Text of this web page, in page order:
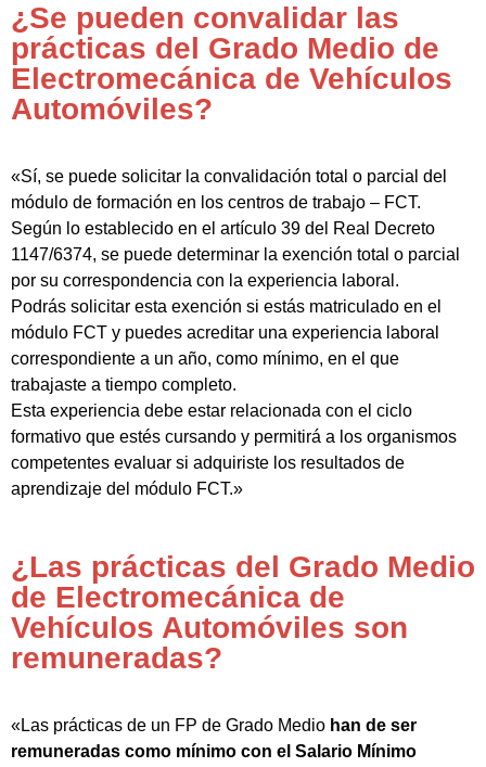
¿Se pueden convalidar las
prácticas del Grado Medio de
Electromecánica de Vehículos
Automóviles?
«Sí, se puede solicitar la convalidación total o parcial del
módulo de formación en los centros de trabajo – FCT.
Según lo establecido en el artículo 39 del Real Decreto
1147/6374, se puede determinar la exención total o parcial
por su correspondencia con la experiencia laboral.
Podrás solicitar esta exención si estás matriculado en el
módulo FCT y puedes acreditar una experiencia laboral
correspondiente a un año, como mínimo, en el que
trabajaste a tiempo completo.
Esta experiencia debe estar relacionada con el ciclo
formativo que estés cursando y permitirá a los organismos
competentes evaluar si adquiriste los resultados de
aprendizaje del módulo FCT.»
¿Las prácticas del Grado Medio
de Electromecánica de
Vehículos Automóviles son
remuneradas?
«Las prácticas de un FP de Grado Medio han de ser
remuneradas como mínimo con el Salario Mínimo